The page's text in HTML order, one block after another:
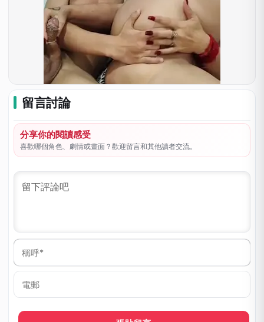
留言討論
分享你的閱讀感受
喜歡哪個角色、劇情或畫面？歡迎留言和其他讀者交流。
稱
*
郵